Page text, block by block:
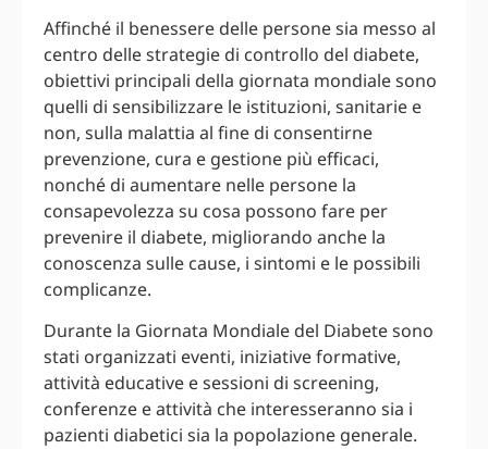
Affinché il benessere delle persone sia messo al
centro delle strategie di controllo del diabete,
obiettivi principali della giornata mondiale sono
quelli di sensibilizzare le istituzioni, sanitarie e
non, sulla malattia al fine di consentirne
prevenzione, cura e gestione più efficaci,
nonché di aumentare nelle persone la
consapevolezza su cosa possono fare per
prevenire il diabete, migliorando anche la
conoscenza sulle cause, i sintomi e le possibili
complicanze.
Durante la Giornata Mondiale del Diabete sono
stati organizzati eventi, iniziative formative,
attività educative e sessioni di screening,
conferenze e attività che interesseranno sia i
pazienti diabetici sia la popolazione generale.